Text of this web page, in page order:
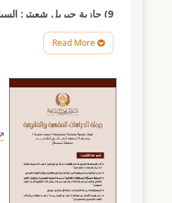
9) جازية جبريل شعيتر:
10) د. جميل عبد الباقي الصغير: أدلة الإثبات الجنائي والتكنولوجيا الحديثة، دار النهضة العربية، 2002م.
12) د. خالد عبدالله
الشرعية، المكتب الفني، دولة
15) د. رمسيس بهنام: الإجراءات الجنائية تأصيلاً وتحليلاً، منشأة المعارف، الإسكندرية، 1984م.
16) د. رمسيس بهنام: البوليس العلمي أو فن التحقيق، منشأة المعارف، إسكندرية، 1999م.
تفاصيل
المادة